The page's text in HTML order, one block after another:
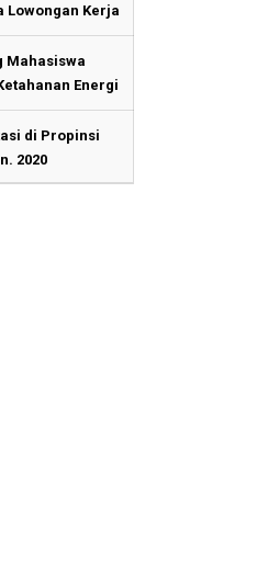
Lowongan Kerja
Mahasiswa
Energi
di Propinsi
2020